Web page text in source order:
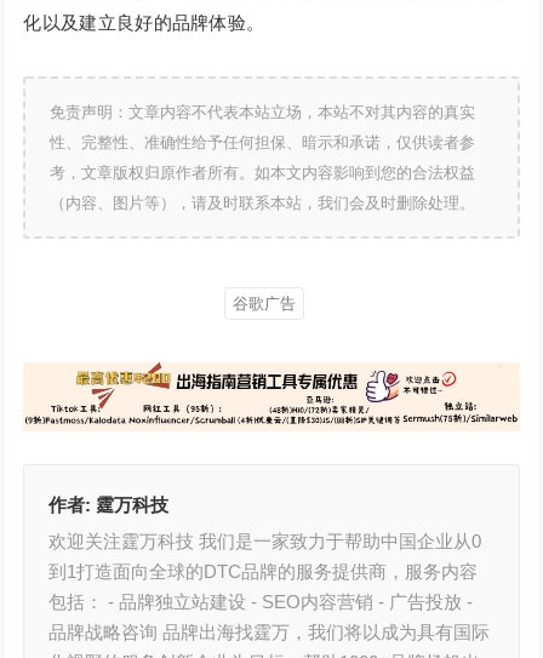
化以及建立良好的品牌体验。
免责声明：文章内容不代表本站立场，本站不对其内容的真实
性、完整性、准确性给予任何担保、暗示和承诺，仅供读者参
考，文章版权归原作者所有。如本文内容影响到您的合法权益
（内容、图片等），请及时联系本站，我们会及时删除处理。
谷歌广告
作者: 霆万科技
欢迎关注霆万科技 我们是一家致力于帮助中国企业从0
到1打造面向全球的DTC品牌的服务提供商，服务内容
包括： - 品牌独立站建设 - SEO内容营销 - 广告投放 -
品牌战略咨询 品牌出海找霆万，我们将以成为具有国际